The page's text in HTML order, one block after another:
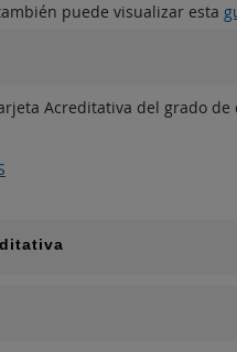
puede visualizar esta
Acreditativa del grado